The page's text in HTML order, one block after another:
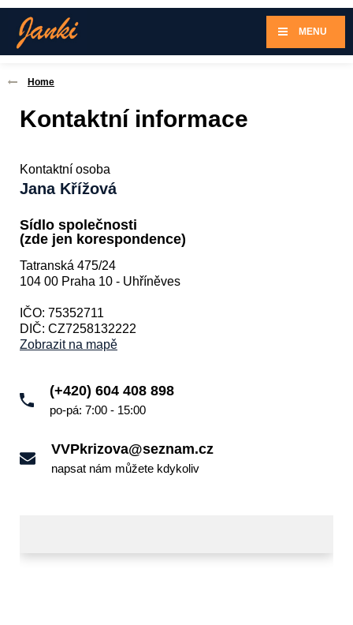
MENU
Home
Kontaktní informace
Kontaktní osoba
Jana Křížová
Sídlo společnosti
(zde jen korespondence)
Tatranská 475/24
104 00 Praha 10 - Uhříněves
IČO: 75352711
DIČ: CZ7258132222
Zobrazit na mapě
(+420) 604 408 898
po-pá: 7:00 - 15:00
VVPkrizova@seznam.cz
napsat nám můžete kdykoliv